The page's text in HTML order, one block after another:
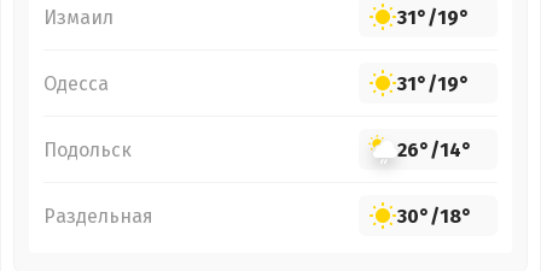
Измаил 31°/19°
Одесса 31°/19°
Подольск 26°/14°
Раздельная 30°/18°